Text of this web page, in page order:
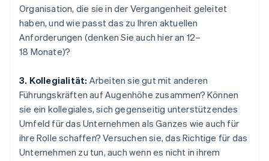
Organisation, die sie in der Vergangenheit geleitet
haben, und wie passt das zu Ihren aktuellen
Anforderungen (denken Sie auch hier an 12–
18 Monate)?
3. Kollegialität: Arbeiten sie gut mit anderen
Führungskräften auf Augenhöhe zusammen? Können
sie ein kollegiales, sich gegenseitig unterstützendes
Umfeld für das Unternehmen als Ganzes wie auch für
ihre Rolle schaffen? Versuchen sie, das Richtige für das
Unternehmen zu tun, auch wenn es nicht in ihrem